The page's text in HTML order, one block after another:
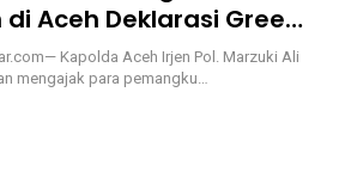
Aceh Deklarasi Green
Kapolda Aceh Irjen Pol. Marzuki Ali
mengajak para pemangku…